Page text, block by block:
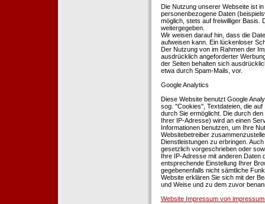
Die Nutzung unserer Webseite ist
personenbezogene Daten
möglich, stets auf freiwilliger Basis.
weitergegeben.
Wir weisen darauf hin, dass die
aufweisen kann. Ein lückenloser
Der Nutzung von im Rahmen der
ausdrücklich angeforderter
der Seiten behalten sich
etwa durch Spam-Mails, vor.
Google Analytics
Diese Website benutzt Google
sog. ''Cookies'', Textdateien, die
durch Sie ermöglicht. Die durch
Ihrer IP-Adresse) wird an einen
Informationen benutzen, um Ihre
Websitebetreiber
Dienstleistungen zu erbringen.
gesetzlich vorgeschrieben oder
Ihre IP-Adresse mit anderen Daten
entsprechende Einstellung Ihrer
gegebenenfalls nicht sämtliche
Website erklären Sie sich mit der
und Weise und zu dem zuvor
Website Impressum von